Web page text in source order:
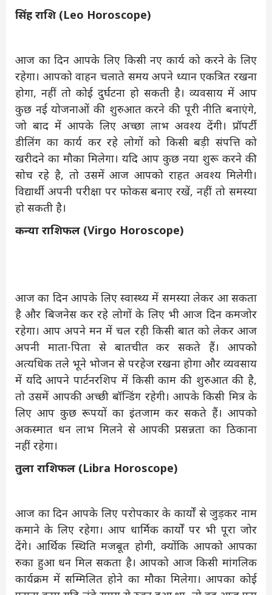
सिंह राशि (Leo Horoscope)
आज का दिन आपके लिए किसी नए कार्य को करने के लिए
रहेगा। आपको वाहन चलाते समय अपने ध्यान एकत्रित रखना
होगा, नहीं तो कोई दुर्घटना हो सकती है। व्यवसाय में आप
कुछ नई योजनाओं की शुरुआत करने की पूरी नीति बनाएंगे,
जो बाद में आपके लिए अच्छा लाभ अवश्य देंगी। प्रॉपर्टी
डीलिंग का कार्य कर रहे लोगों को किसी बड़ी संपत्ति को
खरीदने का मौका मिलेगा। यदि आप कुछ नया शुरू करने की
सोच रहे है, तो उसमें आज आपको राहत अवश्य मिलेगी।
विद्यार्थी अपनी परीक्षा पर फोकस बनाए रखें, नहीं तो समस्या
हो सकती है।
कन्या राशिफल (Virgo Horoscope)
आज का दिन आपके लिए स्वास्थ्य में समस्या लेकर आ सकता
है और बिजनेस कर रहे लोगों के लिए भी आज दिन कमजोर
रहेगा। आप अपने मन में चल रही किसी बात को लेकर आज
अपनी माता-पिता से बातचीत कर सकते हैं। आपको
अत्यधिक तले भूने भोजन से परहेज रखना होगा और व्यवसाय
में यदि आपने पार्टनरशिप में किसी काम की शुरुआत की है,
तो उसमें आपकी अच्छी बॉन्डिंग रहेगी। आपके किसी मित्र के
लिए आप कुछ रूपयों का इंतजाम कर सकते हैं। आपको
अकस्मात धन लाभ मिलने से आपकी प्रसन्नता का ठिकाना
नहीं रहेगा।
तुला राशिफल (Libra Horoscope)
आज का दिन आपके लिए परोपकार के कार्यों से जुड़कर नाम
कमाने के लिए रहेगा। आप धार्मिक कार्यों पर भी पूरा जोर
देंगे। आर्थिक स्थिति मजबूत होगी, क्योंकि आपको आपका
रुका हुआ धन मिल सकता है। आपको आज किसी मांगलिक
कार्यक्रम में सम्मिलित होने का मौका मिलेगा। आपका कोई